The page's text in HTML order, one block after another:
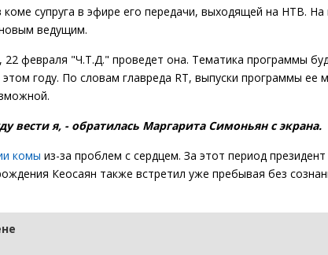
супруга в эфире его передачи, выходящей на НТВ. На
ведущим.
февраля "Ч.Т.Д." проведет она. Тематика программы
году. По словам главреда RT, выпуски программы ее
я, - обратилась Маргарита Симоньян с экрана.
комы из-за проблем с сердцем. За этот период
Кеосаян также встретил уже пребывая без